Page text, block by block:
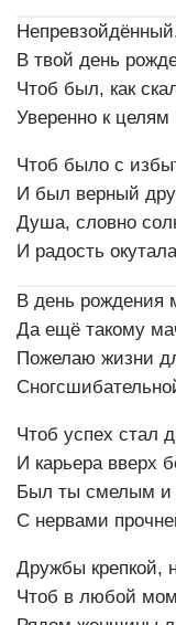
В твой день
Чтоб был, как
Уверенно к
Чтоб было с
И был верный
Душа, словно
И радость
В день рождения
Да ещё такому
Пожелаю жизни
Чтоб успех стал
И карьера вверх
Был ты смелым и
С нервами
Дружбы крепкой,
Чтоб в любой